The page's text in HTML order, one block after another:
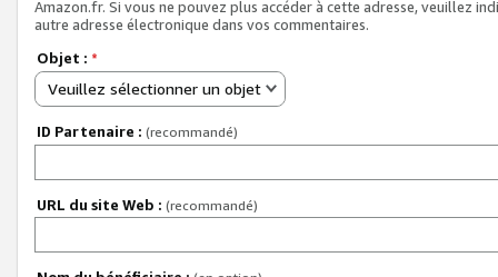
Amazon.fr. Si vous ne pouvez plus accéder à cette adresse, veuillez
autre adresse électronique dans vos commentaires.
Objet : *
Veuillez sélectionner un objet
ID Partenaire : (recommandé)
URL du site Web : (recommandé)